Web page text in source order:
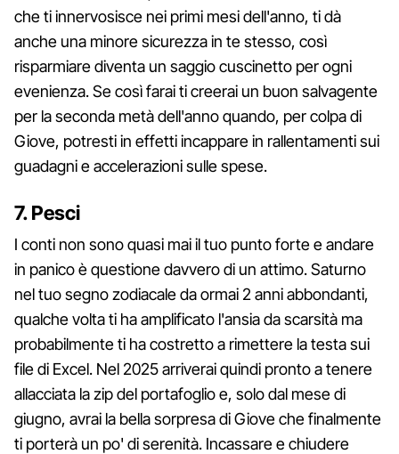
che ti innervosisce nei primi mesi dell'anno, ti dà
anche una minore sicurezza in te stesso, così
risparmiare diventa un saggio cuscinetto per ogni
evenienza. Se così farai ti creerai un buon salvagente
per la seconda metà dell'anno quando, per colpa di
Giove, potresti in effetti incappare in rallentamenti sui
guadagni e accelerazioni sulle spese.
7. Pesci
I conti non sono quasi mai il tuo punto forte e andare
in panico è questione davvero di un attimo. Saturno
nel tuo segno zodiacale da ormai 2 anni abbondanti,
qualche volta ti ha amplificato l'ansia da scarsità ma
probabilmente ti ha costretto a rimettere la testa sui
file di Excel. Nel 2025 arriverai quindi pronto a tenere
allacciata la zip del portafoglio e, solo dal mese di
giugno, avrai la bella sorpresa di Giove che finalmente
ti porterà un po' di serenità. Incassare e chiudere